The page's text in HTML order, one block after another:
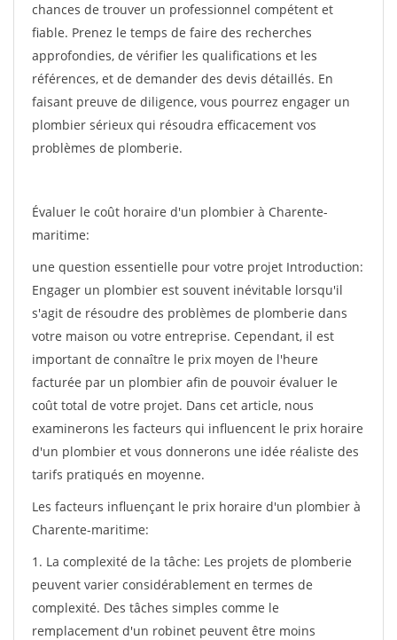
chances de trouver un professionnel compétent et
fiable. Prenez le temps de faire des recherches
approfondies, de vérifier les qualifications et les
références, et de demander des devis détaillés. En
faisant preuve de diligence, vous pourrez engager un
plombier sérieux qui résoudra efficacement vos
problèmes de plomberie.
Évaluer le coût horaire d'un plombier à Charente-
maritime:
une question essentielle pour votre projet Introduction:
Engager un plombier est souvent inévitable lorsqu'il
s'agit de résoudre des problèmes de plomberie dans
votre maison ou votre entreprise. Cependant, il est
important de connaître le prix moyen de l'heure
facturée par un plombier afin de pouvoir évaluer le
coût total de votre projet. Dans cet article, nous
examinerons les facteurs qui influencent le prix horaire
d'un plombier et vous donnerons une idée réaliste des
tarifs pratiqués en moyenne.
Les facteurs influençant le prix horaire d'un plombier à
Charente-maritime:
1. La complexité de la tâche: Les projets de plomberie
peuvent varier considérablement en termes de
complexité. Des tâches simples comme le
remplacement d'un robinet peuvent être moins